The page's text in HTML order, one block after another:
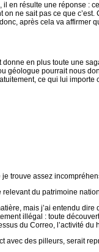
en résulte une réponse :
ne sait pas ce que
après cela va affirmer
donne en plus toute une
géologue pourrait nous
ce qui lui importe
je trouve assez
relevant du patrimoine
mais j’ai entendu
illégal : toute
du Correo, l’activité
avec des pilleurs, serait